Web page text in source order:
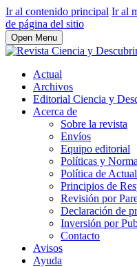
Ir al contenido principal Ir al
de página del sitio
Open Menu
Actual
Archivos
Editorial Ciencia y
Acerca de
Sobre la revista
Envíos
Equipo editorial
Políticas y
Política de
Principios de
Revisión por
Declaración de
Inversión por
Contacto
Avisos
Ayuda